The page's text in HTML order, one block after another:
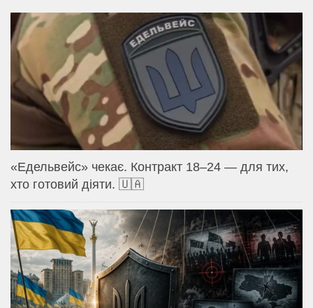
«Едельвейс» чекає. Контракт 18–24 — для тих,
хто готовий діяти. 🇺🇦